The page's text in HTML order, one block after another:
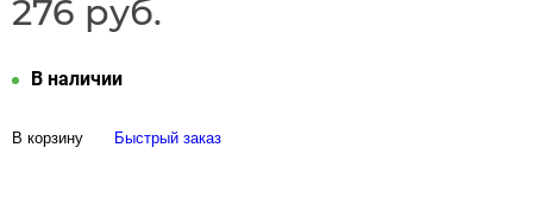
276 руб.
В наличии
В корзину Быстрый заказ